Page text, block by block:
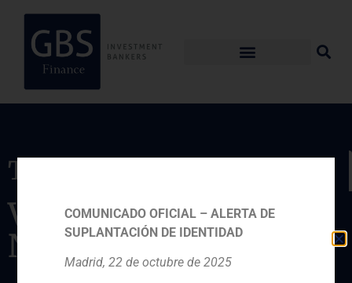
Transacción
Valoración de su filial
Nueva Nuinsa, S.A.
COMUNICADO OFICIAL – ALERTA DE
SUPLANTACIÓN DE IDENTIDAD
Madrid, 22 de octubre de 2025